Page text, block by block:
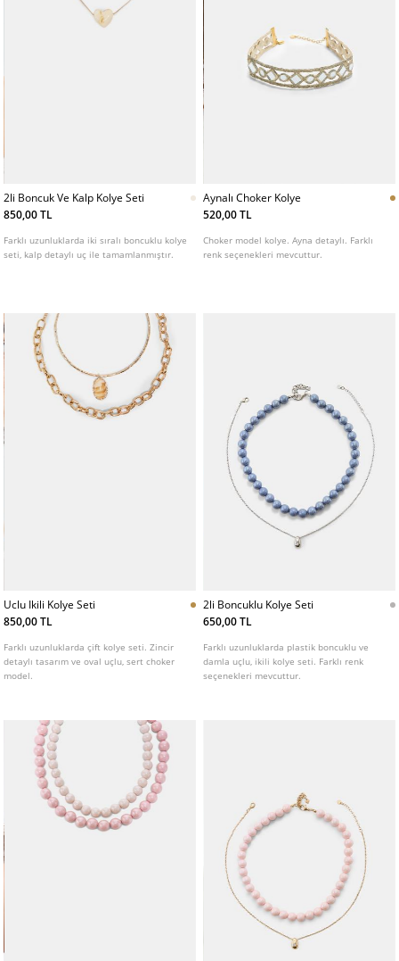
2li Boncuk Ve Kalp Kolye Seti
850,00 TL
Farklı uzunluklarda iki sıralı boncuklu kolye
seti, kalp detaylı uç ile tamamlanmıştır.
Aynalı Choker Kolye
520,00 TL
Choker model kolye. Ayna detaylı. Farklı
renk seçenekleri mevcuttur.
Uclu Ikili Kolye Seti
850,00 TL
Farklı uzunluklarda çift kolye seti. Zincir
detaylı tasarım ve oval uçlu, sert choker
model.
2li Boncuklu Kolye Seti
650,00 TL
Farklı uzunluklarda plastik boncuklu ve
damla uçlu, ikili kolye seti. Farklı renk
seçenekleri mevcuttur.